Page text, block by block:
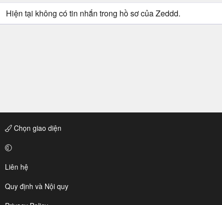
Hiện tại không có tin nhắn trong hồ sơ của Zeddd.
Chọn giao diện
Liên hệ
Quy định và Nội quy